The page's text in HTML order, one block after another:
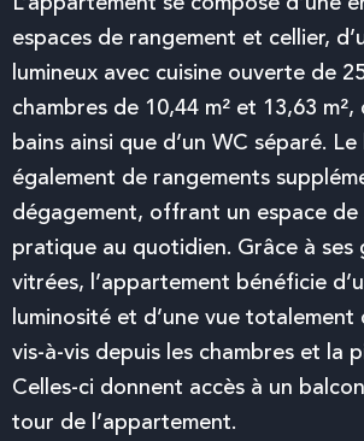
espaces de rangement et cellier,
lumineux avec cuisine ouverte de
chambres de 10,44 m² et 13,63 m²,
bains ainsi que d’un WC séparé.
également de rangements
dégagement, offrant un espace
pratique au quotidien. Grâce à ses
vitrées, l’appartement bénéficie
luminosité et d’une vue totalement
vis-à-vis depuis les chambres et la
Celles-ci donnent accès à un
tour de l’appartement.